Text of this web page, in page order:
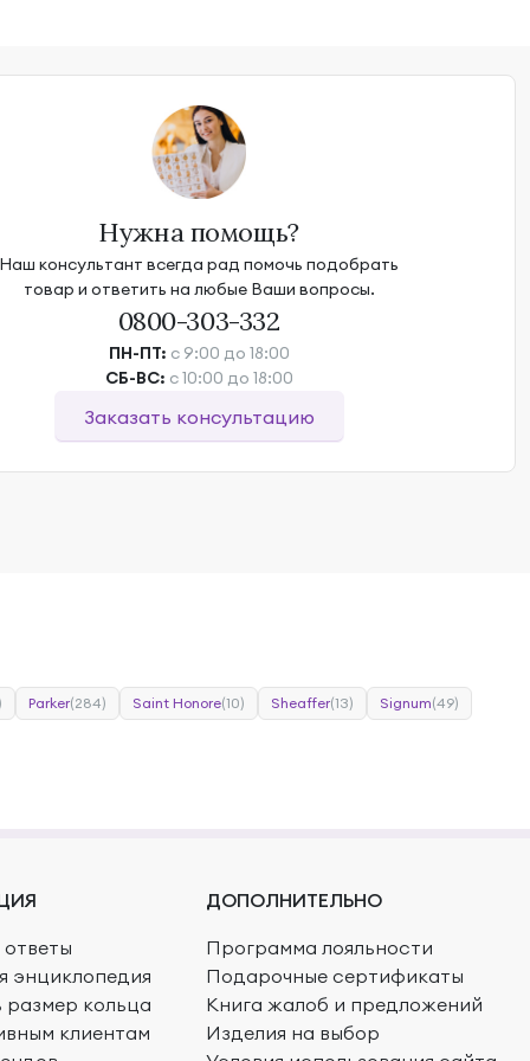
Нужна помощь?
Наш консультант всегда рад помочь подобрать
товар и ответить на любые Ваши вопросы.
0800-303-332
ПН-ПТ: с 9:00 до 18:00
СБ-ВС: с 10:00 до 18:00
Заказать консультацию
Parker(284) Saint Honore(10) Sheaffer(13) Signum(49)
энциклопедия
размер кольца
клиентам
ДОПОЛНИТЕЛЬНО
Программа лояльности
Подарочные сертификаты
Книга жалоб и предложений
Изделия на выбор